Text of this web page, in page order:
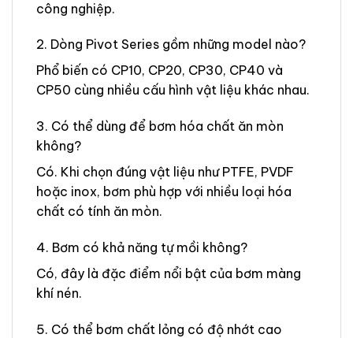
công nghiệp.
2. Dòng Pivot Series gồm những model nào?
Phổ biến có CP10, CP20, CP30, CP40 và
CP50 cùng nhiều cấu hình vật liệu khác nhau.
3. Có thể dùng để bơm hóa chất ăn mòn
không?
Có. Khi chọn đúng vật liệu như PTFE, PVDF
hoặc inox, bơm phù hợp với nhiều loại hóa
chất có tính ăn mòn.
4. Bơm có khả năng tự mồi không?
Có, đây là đặc điểm nổi bật của bơm màng
khí nén.
5. Có thể bơm chất lỏng có độ nhớt cao